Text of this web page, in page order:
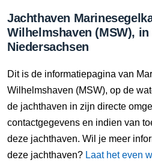
Jachthaven
Wilhelmshaven (MSW),
Niedersachsen
Dit is de informatiepagina van
Wilhelmshaven (MSW), op de
de jachthaven in zijn directe
contactgegevens en indien van
deze jachthaven. Wil je meer
deze jachthaven? Laat het even